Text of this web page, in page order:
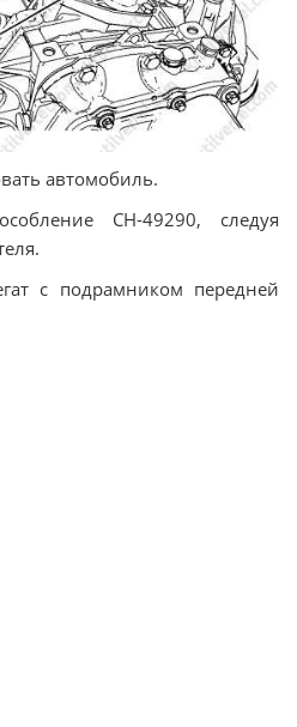
автомобиль.
CH-49290, следуя
с подрамником передней